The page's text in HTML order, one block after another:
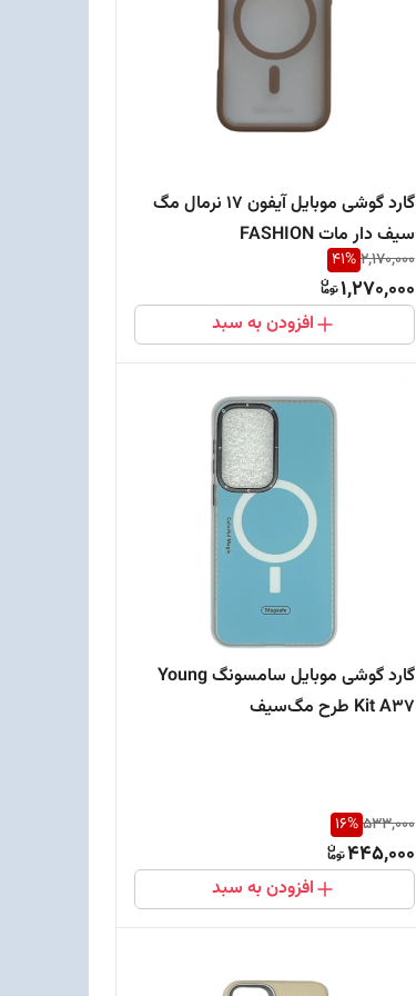
گارد گوشی موبایل آیفون 17 نرمال مگ
سیف دار مات FASHION
2,170,000
41%
1,270,000
افزودن به سبد
گارد گوشی موبایل سامسونگ Young
Kit A37 طرح مگ‌سیف
533,000
16%
445,000
افزودن به سبد